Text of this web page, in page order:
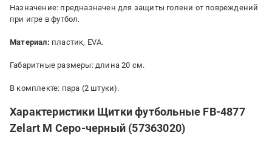
Назначение: предназначен для защиты голени от повреждений
при игре в футбол.
Материал: пластик, EVA.
Габаритные размеры: длина 20 см.
В комплекте: пара (2 штуки).
Характеристики Щитки футбольные FB-4877
Zelart M Серо-черный (57363020)